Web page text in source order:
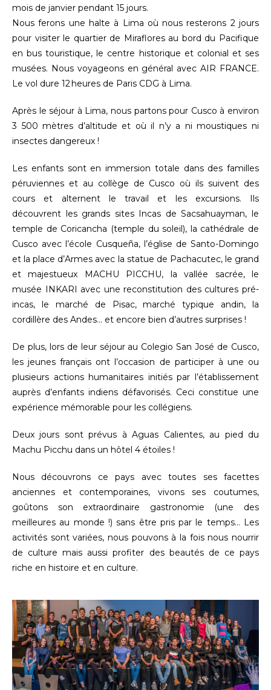
mois de janvier pendant 15 jours.
Nous ferons une halte à Lima où nous resterons 2 jours
pour visiter le quartier de Miraflores au bord du Pacifique
en bus touristique, le centre historique et colonial et ses
musées. Nous voyageons en général avec AIR FRANCE.
Le vol dure 12 heures de Paris CDG à Lima.
Après le séjour à Lima, nous partons pour Cusco à environ
3 500 mètres d’altitude et où il n’y a ni moustiques ni
insectes dangereux !
Les enfants sont en immersion totale dans des familles
péruviennes et au collège de Cusco où ils suivent des
cours et alternent le travail et les excursions. Ils
découvrent les grands sites Incas de Sacsahuayman, le
temple de Coricancha (temple du soleil), la cathédrale de
Cusco avec l’école Cusqueña, l’église de Santo-Domingo
et la place d’Armes avec la statue de Pachacutec, le grand
et majestueux MACHU PICCHU, la vallée sacrée, le
musée INKARI avec une reconstitution des cultures pré-
incas, le marché de Pisac, marché typique andin, la
cordillère des Andes… et encore bien d’autres surprises !
De plus, lors de leur séjour au Colegio San José de Cusco,
les jeunes français ont l’occasion de participer à une ou
plusieurs actions humanitaires initiés par l’établissement
auprès d’enfants indiens défavorisés. Ceci constitue une
expérience mémorable pour les collégiens.
Deux jours sont prévus à Aguas Calientes, au pied du
Machu Picchu dans un hôtel 4 étoiles !
Nous découvrons ce pays avec toutes ses facettes
anciennes et contemporaines, vivons ses coutumes,
goûtons son extraordinaire gastronomie (une des
meilleures au monde !) sans être pris par le temps… Les
activités sont variées, nous pouvons à la fois nous nourrir
de culture mais aussi profiter des beautés de ce pays
riche en histoire et en culture.